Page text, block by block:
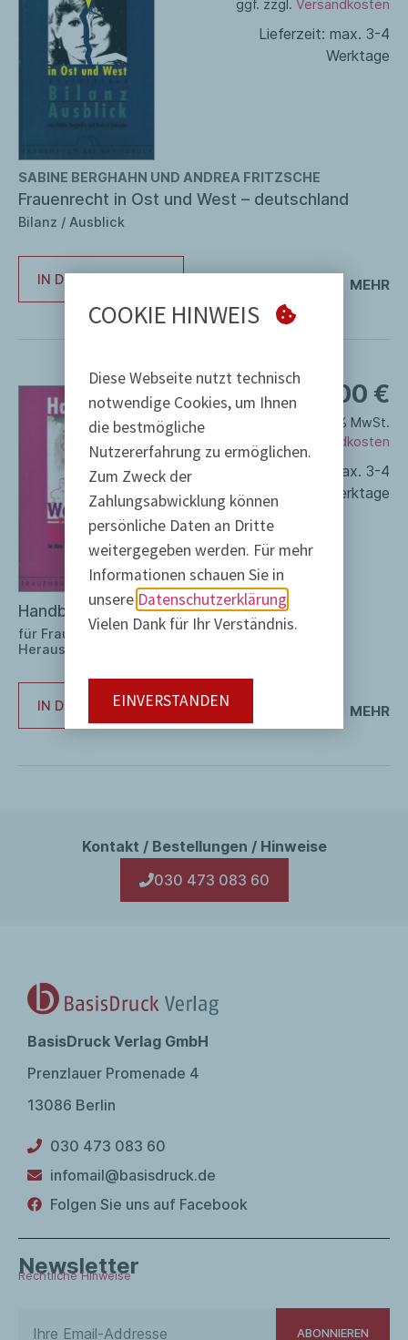
SABINE BERGHAHN UND ANDREA FRITZSCHE
Frauenrecht in Ost und West – deutschland
Bilanz / Ausblick
IN DEN WARENKORB MEHR
ggf. zzgl. Versandkosten
Lieferzeit: max. 3-4
Werktage
Handbuch – Wegweiser
für Frauen in den fünf neuen Bundesländern –
Herausgegeben von Katrin Rohnstock
IN DEN WARENKORB MEHR
9,00 €
inkl. 7 % MwSt.
Versandkosten
max. 3-4
Werktage
Kontakt / Bestellungen / Hinweise
030 473 083 60
BasisDruck Verlag GmbH
Prenzlauer Promenade 4
13086 Berlin
030 473 083 60
infomail@basisdruck.de
Folgen Sie uns auf Facebook
Newsletter
Rechtliche Hinweise
ABONNIEREN
COOKIE HINWEIS
Diese Webseite nutzt technisch
notwendige Cookies, um Ihnen
die bestmögliche
Nutzererfahrung zu ermöglichen.
Zum Zweck der
Zahlungsabwicklung können
persönliche Daten an Dritte
weitergegeben werden. Für mehr
Informationen schauen Sie in
unsere Datenschutzerklärung
Vielen Dank für Ihr Verständnis.
EINVERSTANDEN